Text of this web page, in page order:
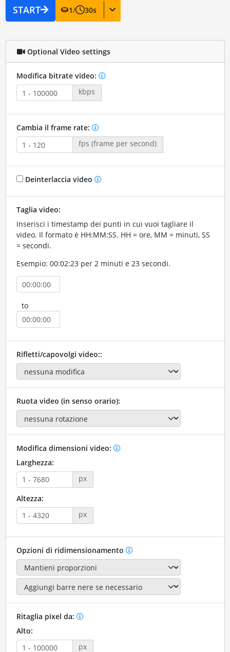
START 1/ 30s
Optional Video settings
Modifica bitrate video:
kbps
Cambia il frame rate:
fps (frame per second)
Deinterlaccia video
Taglia video:
Inserisci i timestamp dei punti in cui vuoi tagliare il
video. Il formato è HH:MM:SS. HH = ore, MM = minuti, SS
= secondi.
Esempio: 00:02:23 per 2 minuti e 23 secondi.
to
Rifletti/capovolgi video::
Ruota video (in senso orario):
Modifica dimensioni video:
Larghezza:
px
Altezza:
px
Opzioni di ridimensionamento
Ritaglia pixel da:
Alto:
px